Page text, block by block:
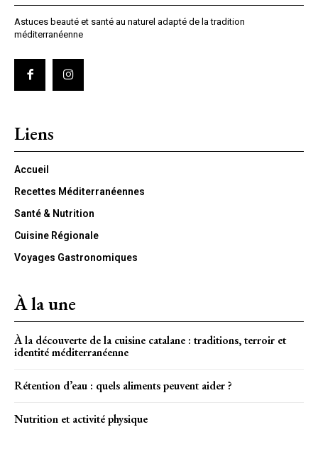
Astuces beauté et santé au naturel adapté de la tradition
méditerranéenne
Liens
Accueil
Recettes Méditerranéennes
Santé & Nutrition
Cuisine Régionale
Voyages Gastronomiques
À la une
À la découverte de la cuisine catalane : traditions, terroir et
identité méditerranéenne
Rétention d’eau : quels aliments peuvent aider ?
Nutrition et activité physique